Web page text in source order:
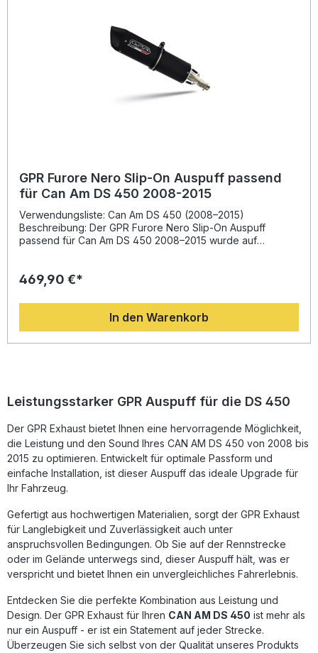
Hergestellt in Italien – hohe Qualität und Langlebigkeit
Abnehmbarer db-Killer Fahrzeugspezifische Halterungen
GPR Furore Nero Slip-On Auspuff passend
für Can Am DS 450 2008-2015
Verwendungsliste: Can Am DS 450 (2008–2015)
Beschreibung: Der GPR Furore Nero Slip-On Auspuff
passend für Can Am DS 450 2008–2015 wurde auf
innovatives Design, die spürbare Steigerung von
Gewichtseinsparung gegenüber dem Serienauspuff bietet
dieser Sportauspuff ein hervorragendes Preis-Leistungs-
Verhältnis. Die Klangoptimierung sorgt für ein intensiveres
Fahrerlebnis, während die Homologation eine legale
System konzipiert und kann mit den mitgelieferten
Halterungen problemlos montiert werden. Es wird
durchführen zu lassen. Homologierter Slip-On Auspuff mit
herausnehmbarem dB-Killer Gefertigt aus hochwertigen
Materialien – hergestellt in Italien Spürbare
Leistungssteigerung und verbessertes Drehmoment
Gewichtsreduzierung gegenüber Serienauspuff Einfacher
Plug-and-Play Einbau Lieferumfang: GPR Furore Nero Slip-
On Auspuff Entfernbares dB-Killer Einsatzstück
Verbindungsrohr (Link Pipe) Fahrzeugspezifische
Halterungen Montagezubehör
469,90 €*
In den Warenkorb
Leistungsstarker GPR Auspuff für die DS 450
Der GPR Exhaust bietet Ihnen eine hervorragende Möglichkeit,
die Leistung und den Sound Ihres CAN AM DS 450 von 2008 bis
2015 zu optimieren. Entwickelt für optimale Passform und
einfache Installation, ist dieser Auspuff das ideale Upgrade für
Ihr Fahrzeug.
Gefertigt aus hochwertigen Materialien, sorgt der GPR Exhaust
für Langlebigkeit und Zuverlässigkeit auch unter
anspruchsvollen Bedingungen. Ob Sie auf der Rennstrecke
oder im Gelände unterwegs sind, dieser Auspuff hält, was er
verspricht und bietet Ihnen ein unvergleichliches Fahrerlebnis.
Entdecken Sie die perfekte Kombination aus Leistung und
Design. Der GPR Exhaust für Ihren CAN AM DS 450 ist mehr als
nur ein Auspuff - er ist ein Statement auf jeder Strecke.
Überzeugen Sie sich selbst von der Qualität unseres Produkts